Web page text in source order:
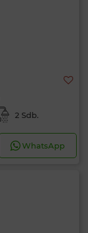
2 Sdb.
WhatsApp